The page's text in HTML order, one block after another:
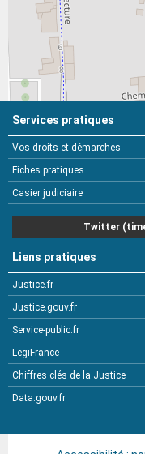
Services pratiques
Vos droits et démarches
Fiches pratiques
Casier judiciaire
Twitter
Liens pratiques
Justice.fr
Justice.gouv.fr
Service-public.fr
LegiFrance
Chiffres clés de la Justice
Data.gouv.fr